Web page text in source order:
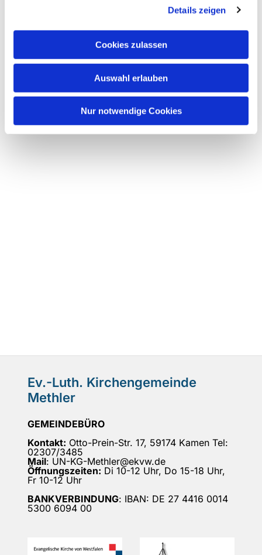
Details zeigen
Cookies zulassen
Auswahl erlauben
Nur notwendige Cookies
Dies könnte Sie auch
Ev.-Luth. Kirchengemeinde
Methler
GEMEINDEBÜRO
Kontakt: Otto-Prein-Str. 17, 59174 Kamen Tel:
02307/3485
Mail: UN-KG-Methler@ekvw.de
Öffnungszeiten: Di 10-12 Uhr, Do 15-18 Uhr,
Fr 10-12 Uhr
BANKVERBINDUNG: IBAN: DE 27 4416 0014
5300 6094 00